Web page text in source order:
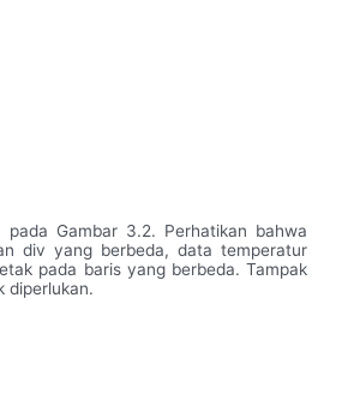
pada Gambar 3.2. Perhatikan bahwa
div yang berbeda, data temperatur
pada baris yang berbeda. Tampak
diperlukan.